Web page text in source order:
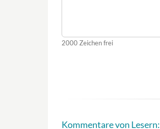
2000 Zeichen frei
Kommentare von Lesern: